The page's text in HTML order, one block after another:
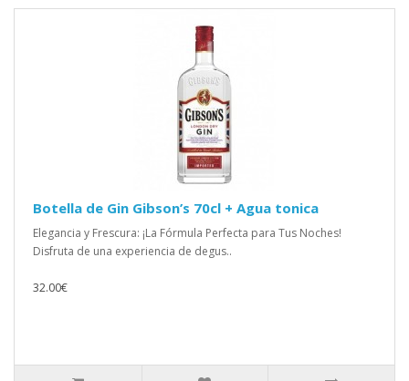
Botella de Gin Gibson’s 70cl + Agua tonica
Elegancia y Frescura: ¡La Fórmula Perfecta para Tus Noches!
Disfruta de una experiencia de degus..
32.00€